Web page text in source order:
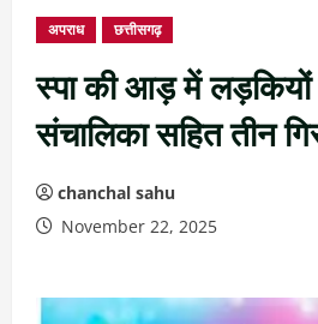
अपराध छत्तीसगढ़
स्पा की आड़ में लड़कियों
संचालिका सहित तीन
chanchal sahu
November 22, 2025